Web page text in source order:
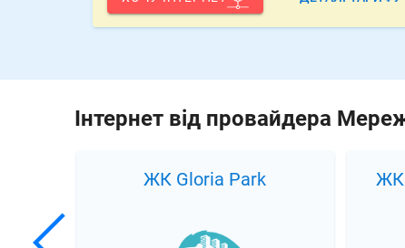
Інтернет від провайдера
ЖК Південний квартал